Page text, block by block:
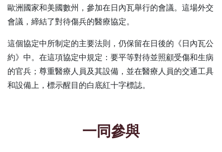
歐洲國家和美國數州，參加在日內瓦舉行的會議。這場外交
會議，締結了對待傷兵的醫療協定。
這個協定中所制定的主要法則，仍保留在日後的《日內瓦公
約》中。在這項協定中規定：要平等對待並照顧受傷和生病
的官兵；尊重醫療人員及其設備，並在醫療人員的交通工具
和設備上，標示醒目的白底紅十字標誌。
一同參與